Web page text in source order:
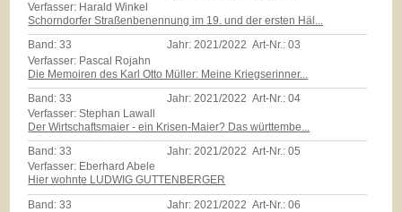
Verfasser: Harald Winkel
Schorndorfer Straßenbenennung im 19. und der ersten Häl...
Band:33 Jahr:2021/2022 Art-Nr.:03
Verfasser: Pascal Rojahn
Die Memoiren des Karl Otto Müller: Meine Kriegserinner...
Band:33 Jahr:2021/2022 Art-Nr.:04
Verfasser: Stephan Lawall
Der Wirtschaftsmaier - ein Krisen-Maier? Das württembe...
Band:33 Jahr:2021/2022 Art-Nr.:05
Verfasser: Eberhard Abele
Hier wohnte LUDWIG GUTTENBERGER
Band:33 Jahr: 2021/2022 Art-Nr.:06